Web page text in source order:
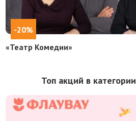
-20%
«Театр Комедии»
Топ акций в категории